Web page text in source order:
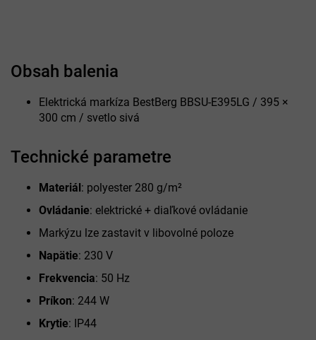
Technické parametre
Materiál: polyester 280 g/m²
Ovládanie: elektrické + diaľkové ovládanie
Markýzu lze zastavit v libovolné poloze
Napätie: 230 V
Frekvencia: 50 Hz
Príkon: 244 W
Krytie: IP44
Obsah balenia
Elektrická markíza BestBerg BBSU-E395LG / 395 ×
300 cm / svetlo sivá